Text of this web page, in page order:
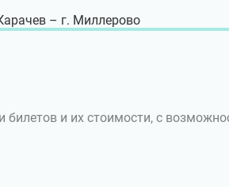
– г. Миллерово
билетов и их стоимости, с